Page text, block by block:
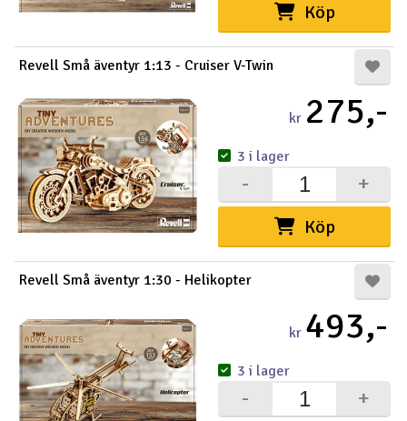
Köp
Revell Små äventyr 1:13 - Cruiser V-Twin
kr 275,-
Köp
+
-
3 i lager
Revell Små äventyr 1:30 - Helikopter
kr 493,-
+
-
3 i lager